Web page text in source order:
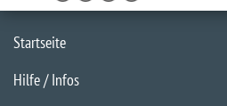
Startseite
Hilfe / Infos